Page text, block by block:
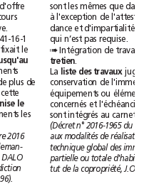
d'offre
recours
441-16-1
fixait le
jusqu'au
départements
de plus
de
cette
pérennise le
départements les
23décembre
2016
deman-
DALO
juridiction
n°96).
sont les mêmes que
à
l'exception de
dance et d'impartialité
qui n’est pas requise.
➠ Intégration de
tretien.
La
liste des travaux
conservation de
équipements ou
concernés
et
sont
intégrés au carnet
(Décret n°2016-1965 du
aux modalités de
technique
global
des
partielle
ou totale
tut de la copropriété,